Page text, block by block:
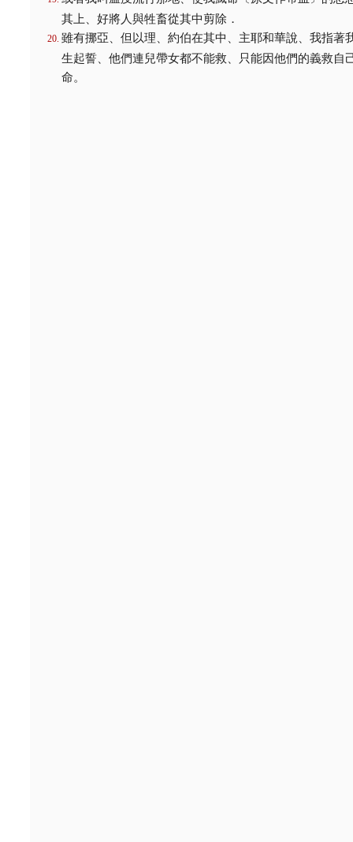
其上、好將人與牲畜從其中剪除．
雖有挪亞、但以理、約伯在其中、主耶和華說、我指著
生起誓、他們連兒帶女都不能救、只能因他們的義救自
命。